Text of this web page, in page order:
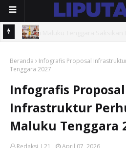
Bencana di Ohoiel
Beranda
Infografis Proposal
Tenggara 2027
Infografis Proposal
Infrastruktur
Maluku Tenggara
Redaksi, L21 April 07, 2026